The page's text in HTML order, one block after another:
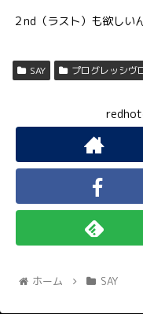
２nd（ラスト）も欲しい
SAY プログレッシヴ
ホーム SAY